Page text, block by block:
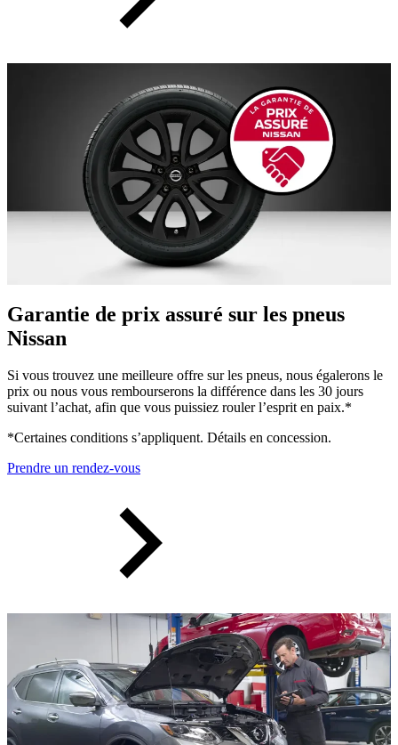
Garantie de prix assuré sur les pneus
Nissan
Si vous trouvez une meilleure offre sur les pneus, nous égalerons le
prix ou nous vous rembourserons la différence dans les 30 jours
suivant l’achat, afin que vous puissiez rouler l’esprit en paix.*
*Certaines conditions s’appliquent. Détails en concession.
Prendre un rendez-vous